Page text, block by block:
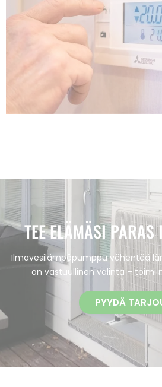
TEE ELÄMÄSI PARAS
Ilmavesilämpöpumppu vähentää
on vastuullinen valinta – toimi
PYYDÄ